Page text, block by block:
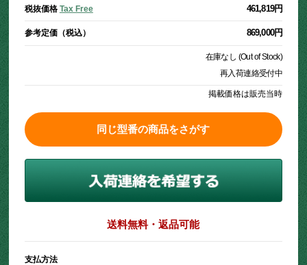
税抜価格 Tax Free 461,819円
参考定価（税込） 869,000円
在庫なし (Out of Stock)
再入荷連絡受付中
掲載価格は販売当時
同じ型番の商品をさがす
送料無料・返品可能
支払方法